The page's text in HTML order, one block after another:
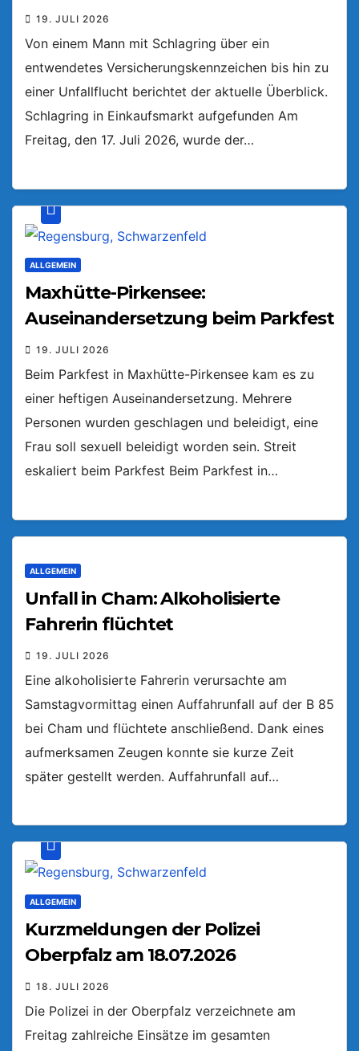
19. JULI 2026
Von einem Mann mit Schlagring über ein
entwendetes Versicherungskennzeichen bis hin zu
einer Unfallflucht berichtet der aktuelle Überblick.
Schlagring in Einkaufsmarkt aufgefunden Am
Freitag, den 17. Juli 2026, wurde der…
ALLGEMEIN
Maxhütte-Pirkensee:
Auseinandersetzung beim Parkfest
19. JULI 2026
Beim Parkfest in Maxhütte-Pirkensee kam es zu
einer heftigen Auseinandersetzung. Mehrere
Personen wurden geschlagen und beleidigt, eine
Frau soll sexuell beleidigt worden sein. Streit
eskaliert beim Parkfest Beim Parkfest in…
ALLGEMEIN
Unfall in Cham: Alkoholisierte
Fahrerin flüchtet
19. JULI 2026
Eine alkoholisierte Fahrerin verursachte am
Samstagvormittag einen Auffahrunfall auf der B 85
bei Cham und flüchtete anschließend. Dank eines
aufmerksamen Zeugen konnte sie kurze Zeit
später gestellt werden. Auffahrunfall auf…
ALLGEMEIN
Kurzmeldungen der Polizei
Oberpfalz am 18.07.2026
18. JULI 2026
Die Polizei in der Oberpfalz verzeichnete am
Freitag zahlreiche Einsätze im gesamten